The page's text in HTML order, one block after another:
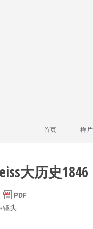
首页 样片
大历史1846
镜头